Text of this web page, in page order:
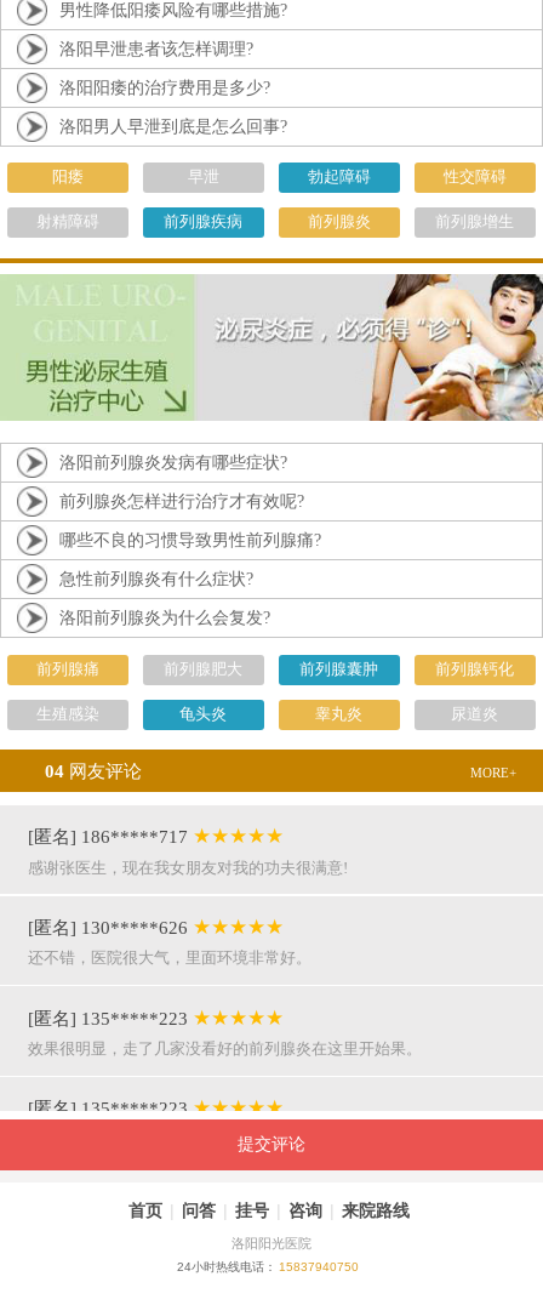
男性降低阳痿风险有哪些措施?
洛阳早泄患者该怎样调理?
洛阳阳痿的治疗费用是多少?
洛阳男人早泄到底是怎么回事?
阳痿 早泄 勃起障碍 性交障碍
射精障碍 前列腺疾病 前列腺炎 前列腺增生
洛阳前列腺炎发病有哪些症状?
前列腺炎怎样进行治疗才有效呢?
哪些不良的习惯导致男性前列腺痛?
急性前列腺炎有什么症状?
洛阳前列腺炎为什么会复发?
前列腺痛 前列腺肥大 前列腺囊肿 前列腺钙化
生殖感染 龟头炎 睾丸炎 尿道炎
04 网友评论 MORE+
[匿名] 186*****717 ★★★★★
感谢张医生，现在我女朋友对我的功夫很满意!
[匿名] 130*****626 ★★★★★
还不错，医院很大气，里面环境非常好。
[匿名] 135*****223 ★★★★★
效果很明显，走了几家没看好的前列腺炎在这里开始果。
[匿名] 135*****223 ★★★★★
呵呵，就是屌，你们医院护士穿着挺漂亮的。
[匿名] 155*****941★★★★★
提交评论
首页 | 问答 | 挂号 | 咨询 | 来院路线
洛阳阳光医院
24小时热线电话： 15837940750